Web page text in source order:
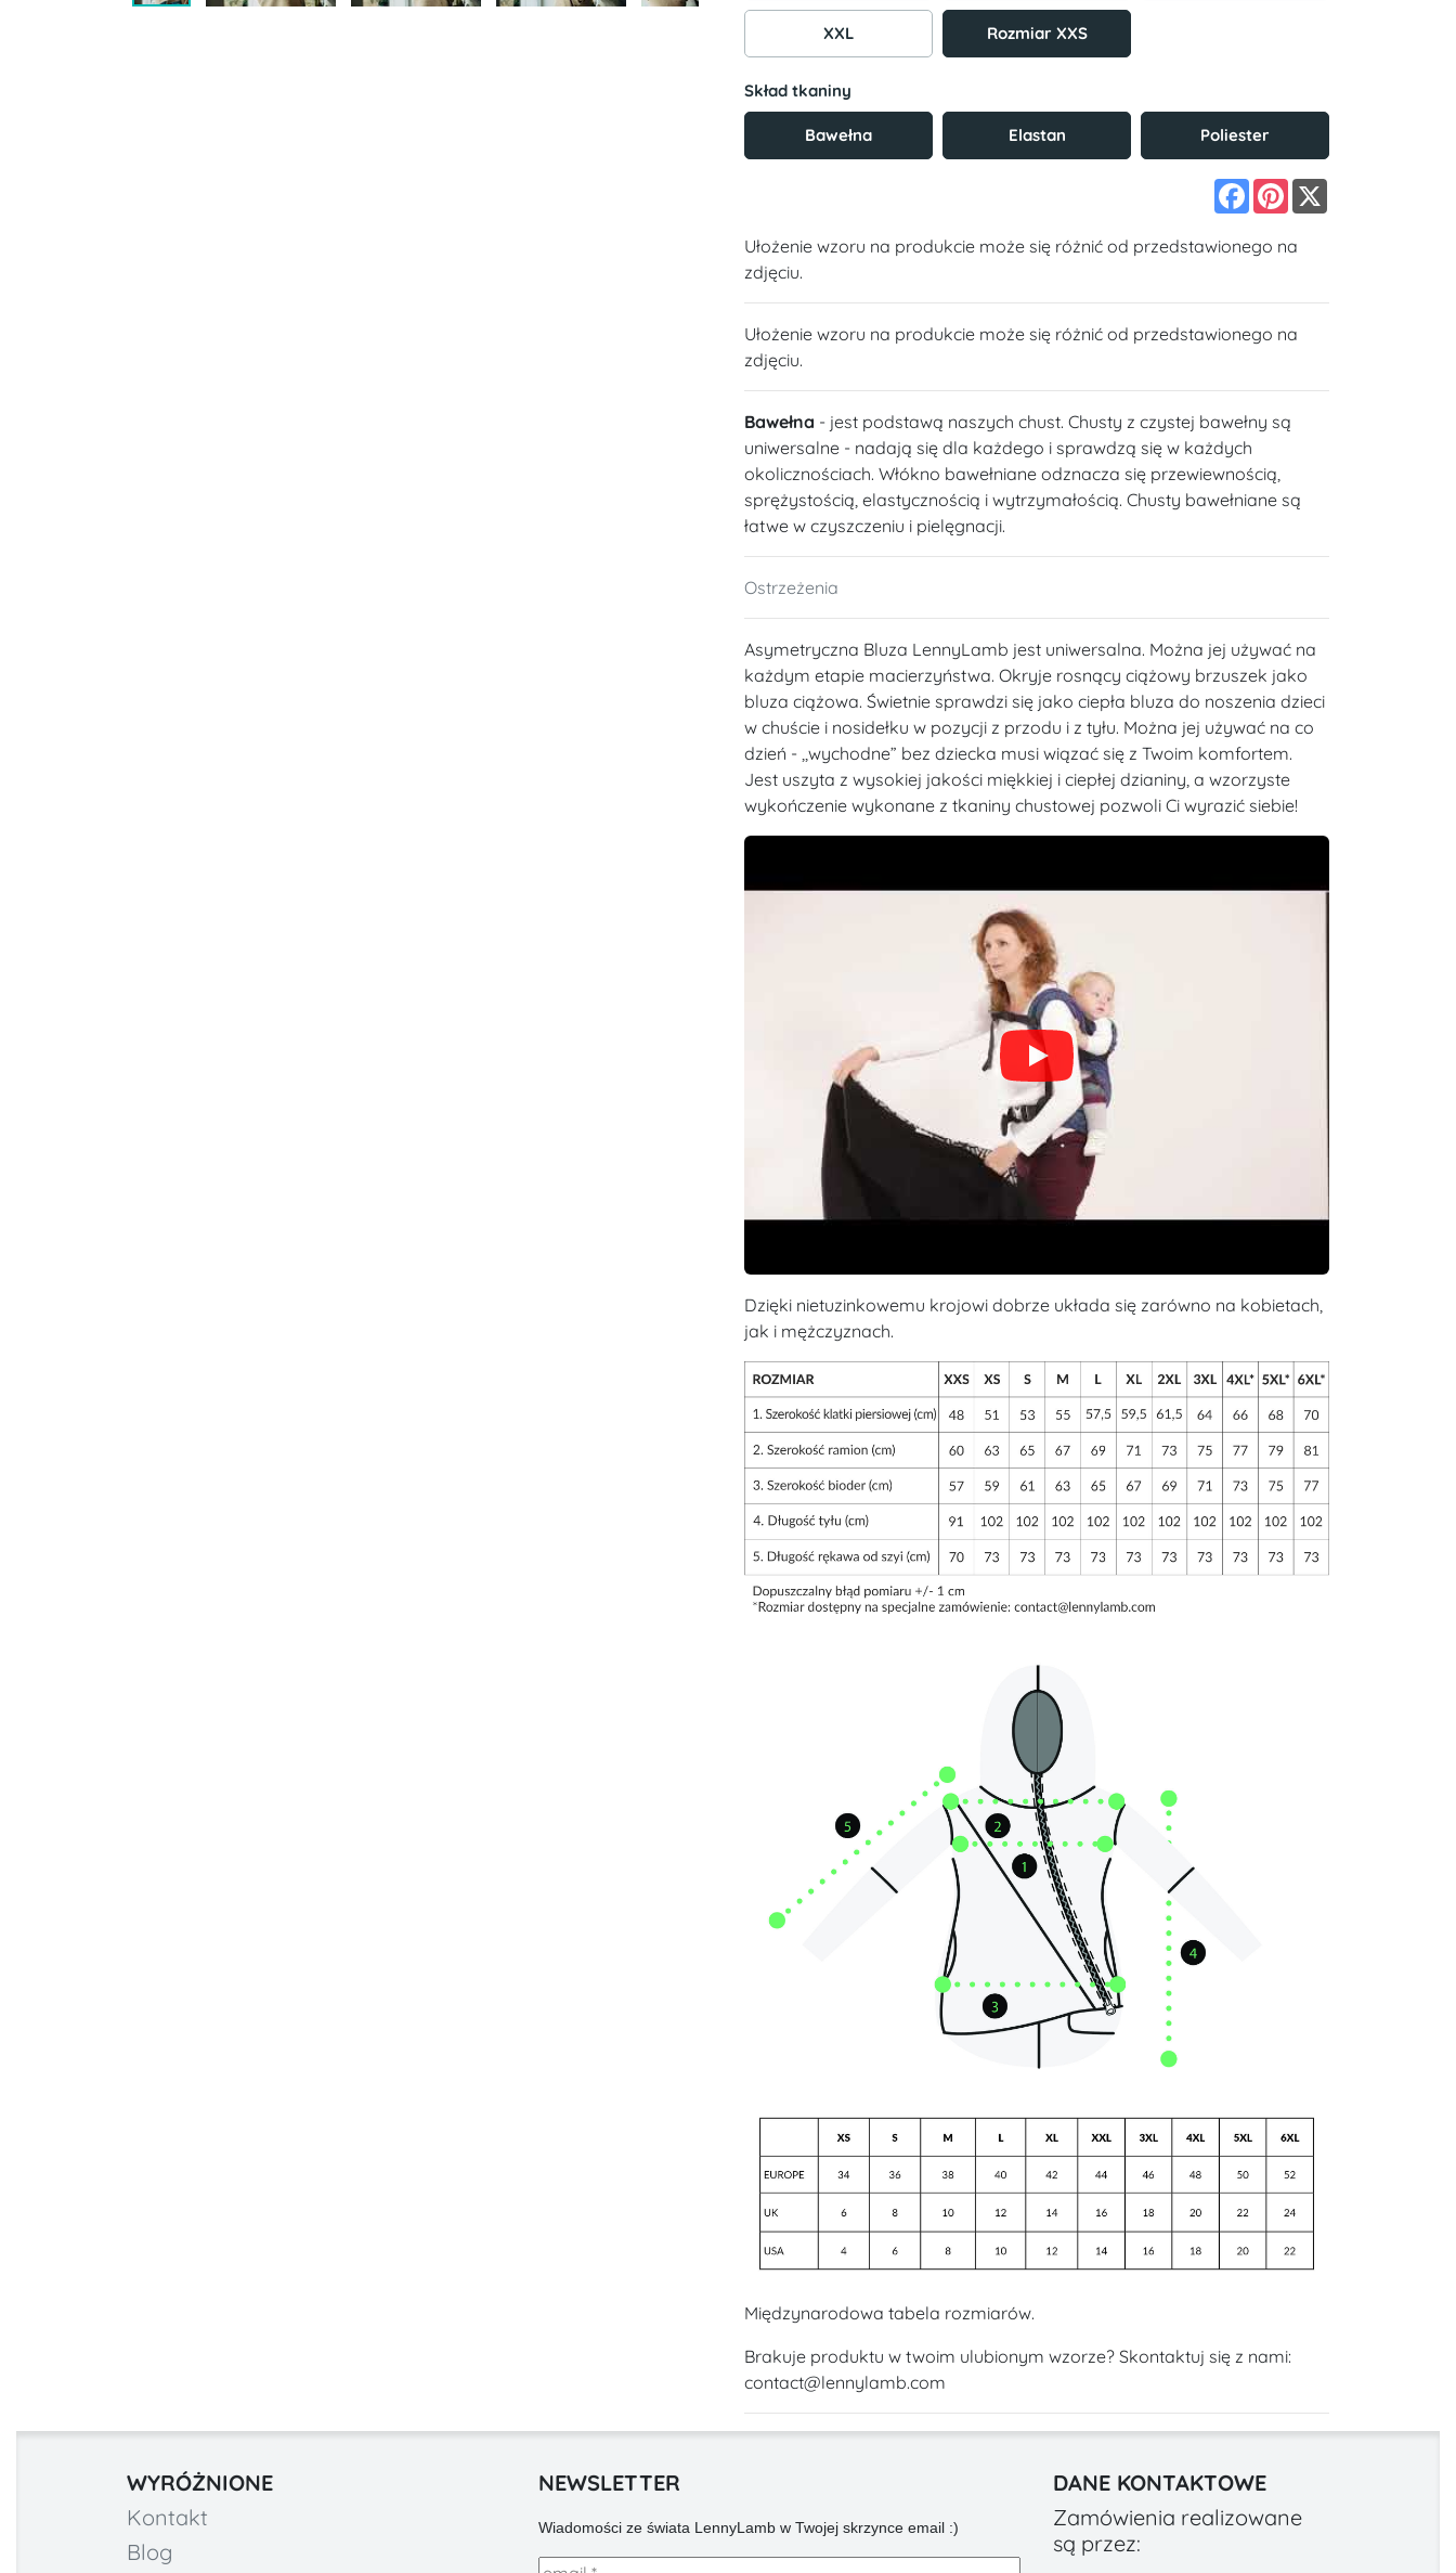
XXL Rozmiar XXS
Skład tkaniny
Bawełna Elastan Poliester
Facebook
Pinterest
Ułożenie wzoru na produkcie może się różnić od przedstawionego na
zdjęciu.
Ułożenie wzoru na produkcie może się różnić od przedstawionego na
zdjęciu.
Bawełna - jest podstawą naszych chust. Chusty z czystej bawełny są
uniwersalne - nadają się dla każdego i sprawdzą się w każdych
okolicznościach. Włókno bawełniane odznacza się przewiewnością,
sprężystością, elastycznością i wytrzymałością. Chusty bawełniane są
łatwe w czyszczeniu i pielęgnacji.
Ostrzeżenia
Asymetryczna Bluza LennyLamb jest uniwersalna. Można jej używać na
każdym etapie macierzyństwa. Okryje rosnący ciążowy brzuszek jako
bluza ciążowa. Świetnie sprawdzi się jako ciepła bluza do noszenia dzieci
w chuście i nosidełku w pozycji z przodu i z tyłu. Można jej używać na co
dzień - ,,wychodne” bez dziecka musi wiązać się z Twoim komfortem.
Jest uszyta z wysokiej jakości miękkiej i ciepłej dzianiny, a wzorzyste
wykończenie wykonane z tkaniny chustowej pozwoli Ci wyrazić siebie!
Dzięki nietuzinkowemu krojowi dobrze układa się zarówno na kobietach,
jak i mężczyznach.
Międzynarodowa tabela rozmiarów.
Brakuje produktu w twoim ulubionym wzorze? Skontaktuj się z nami:
contact@lennylamb.com
WYRÓŻNIONE
Kontakt
Blog
NEWSLETTER
Wiadomości ze świata LennyLamb w Twojej skrzynce email :)
DANE KONTAKTOWE
Zamówienia realizowane
są przez: